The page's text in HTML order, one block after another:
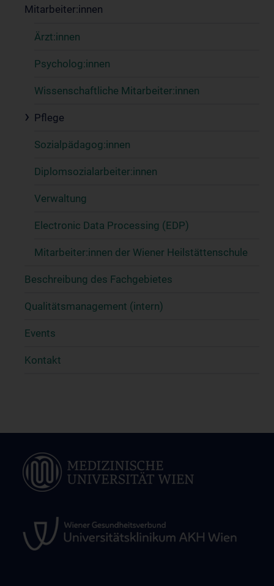
Mitarbeiter:innen
Ärzt:innen
Psycholog:innen
Wissenschaftliche Mitarbeiter:innen
Pflege
Sozialpädagog:innen
Diplomsozialarbeiter:innen
Verwaltung
Electronic Data Processing (EDP)
Mitarbeiter:innen der Wiener Heilstättenschule
Beschreibung des Fachgebietes
Qualitätsmanagement (intern)
Events
Kontakt